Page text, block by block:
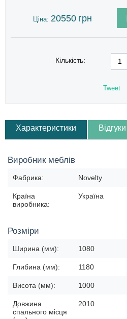
Ціна: 20550 грн
Кількість:
Tweet
Характеристики Відгуки
Виробник меблів
Фабрика: Novelty
Країна
виробника:
Україна
Розміри
Ширина (мм): 1080
Глибина (мм): 1180
Висота (мм): 1000
Довжина
спального місця
2010